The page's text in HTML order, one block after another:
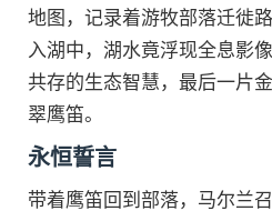
地图，记录着游牧部落迁徙
入湖中，湖水竟浮现全息影
共存的生态智慧，最后一片
翠鹰笛。
永恒誓言
带着鹰笛回到部落，马尔兰